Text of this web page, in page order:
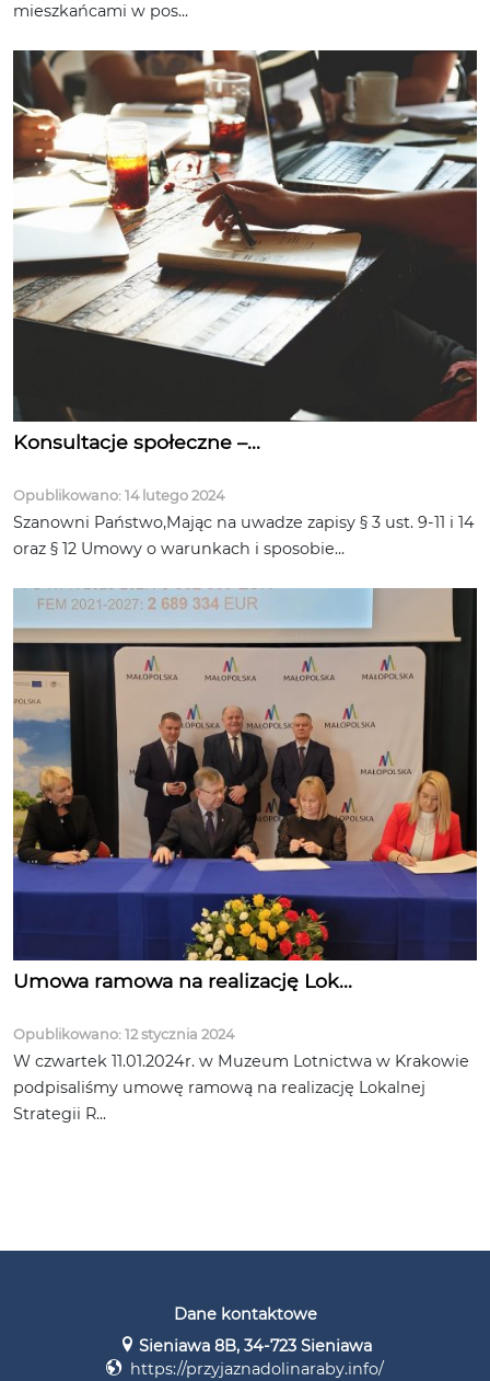
mieszkańcami w pos...
Konsultacje społeczne –...
Opublikowano: 14 lutego 2024
Szanowni Państwo,Mając na uwadze zapisy § 3 ust. 9-11 i 14
oraz § 12 Umowy o warunkach i sposobie...
Umowa ramowa na realizację Lok...
Opublikowano: 12 stycznia 2024
W czwartek 11.01.2024r. w Muzeum Lotnictwa w Krakowie
podpisaliśmy umowę ramową na realizację Lokalnej
Strategii R...
Dane kontaktowe
Sieniawa 8B, 34-723 Sieniawa
https://przyjaznadolinaraby.info/